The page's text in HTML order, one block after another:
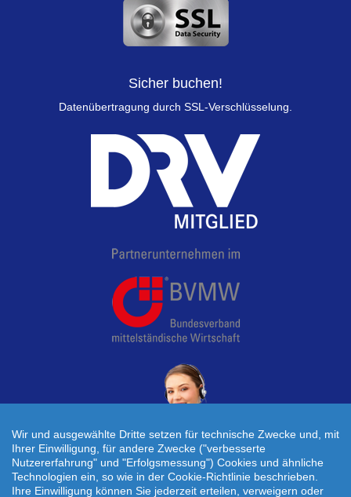
Sicher buchen!
Datenübertragung durch SSL-Verschlüsselung.
Individuelle Reiseanfrage!
Wir und ausgewählte Dritte setzen für technische Zwecke und, mit
Ihrer Einwilligung, für andere Zwecke ("verbesserte
Nutzererfahrung" und "Erfolgsmessung") Cookies und ähnliche
Technologien ein, so wie in der Cookie-Richtlinie beschrieben.
Ihre Einwilligung können Sie jederzeit erteilen, verweigern oder